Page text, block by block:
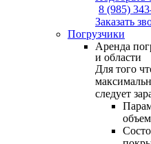
8 (985)
Заказать
Погрузчики
Аренда
и области
Для того
следует